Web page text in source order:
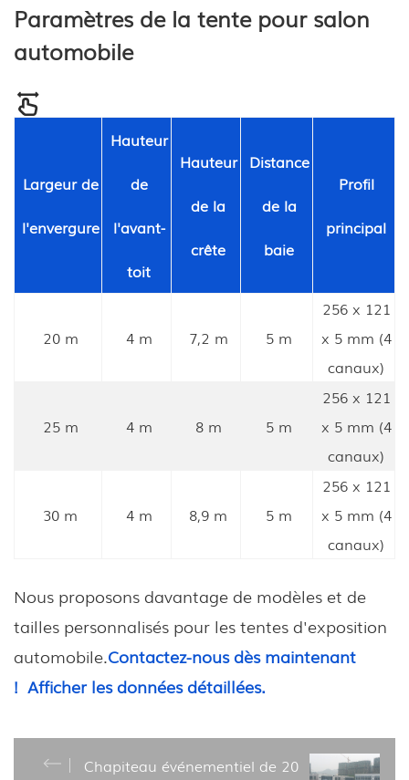
Paramètres de la tente pour salon
automobile
Largeur de
l'envergure
Hauteur
de
l'avant-
toit
Hauteur
de la
crête
Distance
de la
baie
Profil
principal
20 m 4 m 7,2 m 5 m
256 x 121
x 5 mm (4
canaux)
25 m 4 m 8 m 5 m
256 x 121
x 5 mm (4
canaux)
30 m 4 m 8,9 m 5 m
256 x 121
x 5 mm (4
canaux)
Nous proposons davantage de modèles et de
tailles personnalisés pour les tentes d'exposition
automobile.Contactez-nous dès maintenant
! Afficher les données détaillées.
Chapiteau événementiel de 20